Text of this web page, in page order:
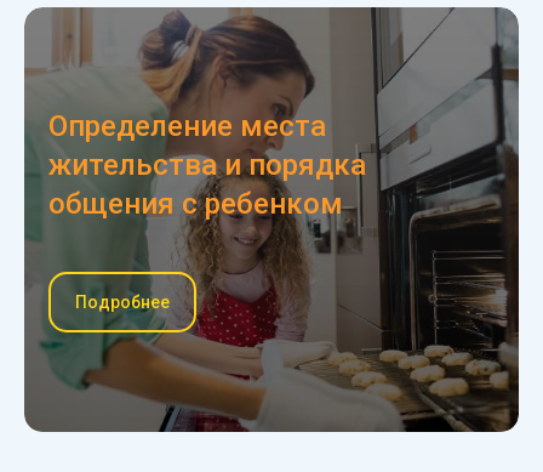
Определение места
жительства и порядка
общения с ребенком
Подробнее